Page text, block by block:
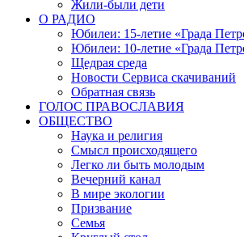
Жили-были дети
О РАДИО
Юбилеи: 15-летие «Града
Юбилеи: 10-летие «Града
Щедрая среда
Новости Сервиса скачиваний
Обратная связь
ГОЛОС ПРАВОСЛАВИЯ
ОБЩЕСТВО
Наука и религия
Смысл происходящего
Легко ли быть молодым
Вечерний канал
В мире экологии
Призвание
Семья